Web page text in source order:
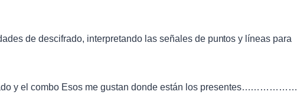
de descifrado, interpretando las señales de puntos y líneas para
y el combo Esos me gustan donde están los presentes………………